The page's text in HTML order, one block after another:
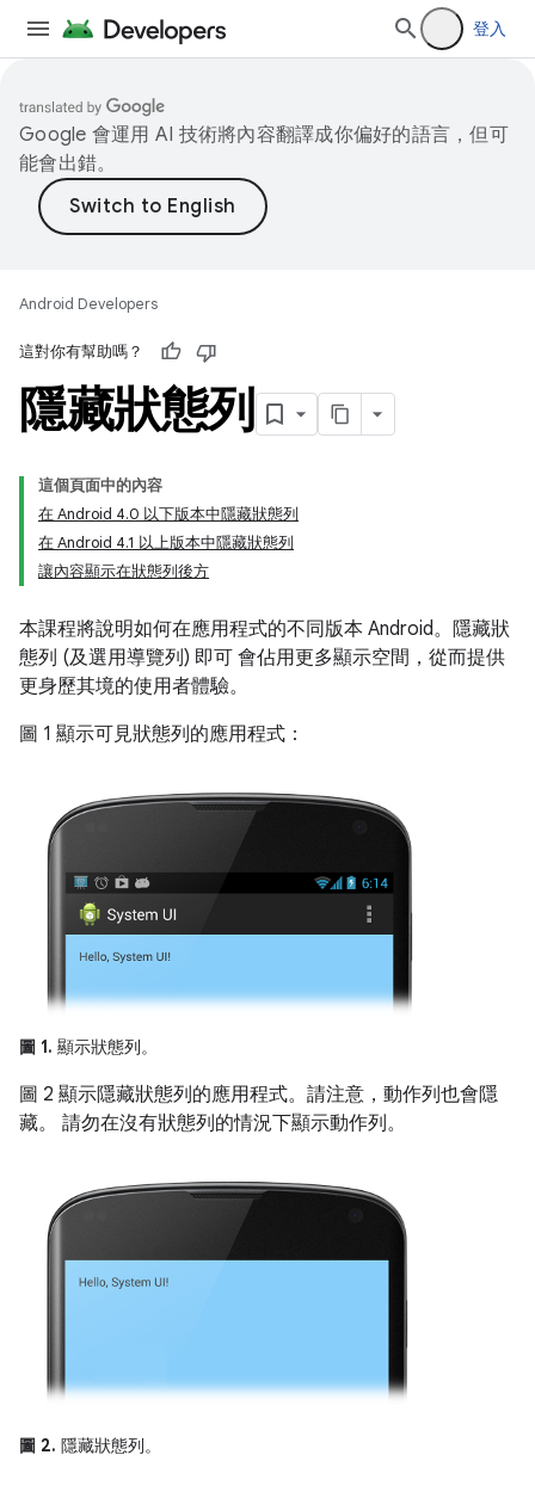
登入
Google 會運用 AI 技術將內容翻譯成你偏好的語言，但可
能會出錯。
Android Developers
這對你有幫助嗎？
隱藏狀態列
這個頁面中的內容
在 Android 4.0 以下版本中隱藏狀態列
在 Android 4.1 以上版本中隱藏狀態列
讓內容顯示在狀態列後方
本課程將說明如何在應用程式的不同版本 Android。隱藏狀
態列 (及選用導覽列) 即可 會佔用更多顯示空間，從而提供
更身歷其境的使用者體驗。
圖 1 顯示可見狀態列的應用程式：
圖 1. 顯示狀態列。
圖 2 顯示隱藏狀態列的應用程式。請注意，動作列也會隱
藏。 請勿在沒有狀態列的情況下顯示動作列。
圖 2. 隱藏狀態列。